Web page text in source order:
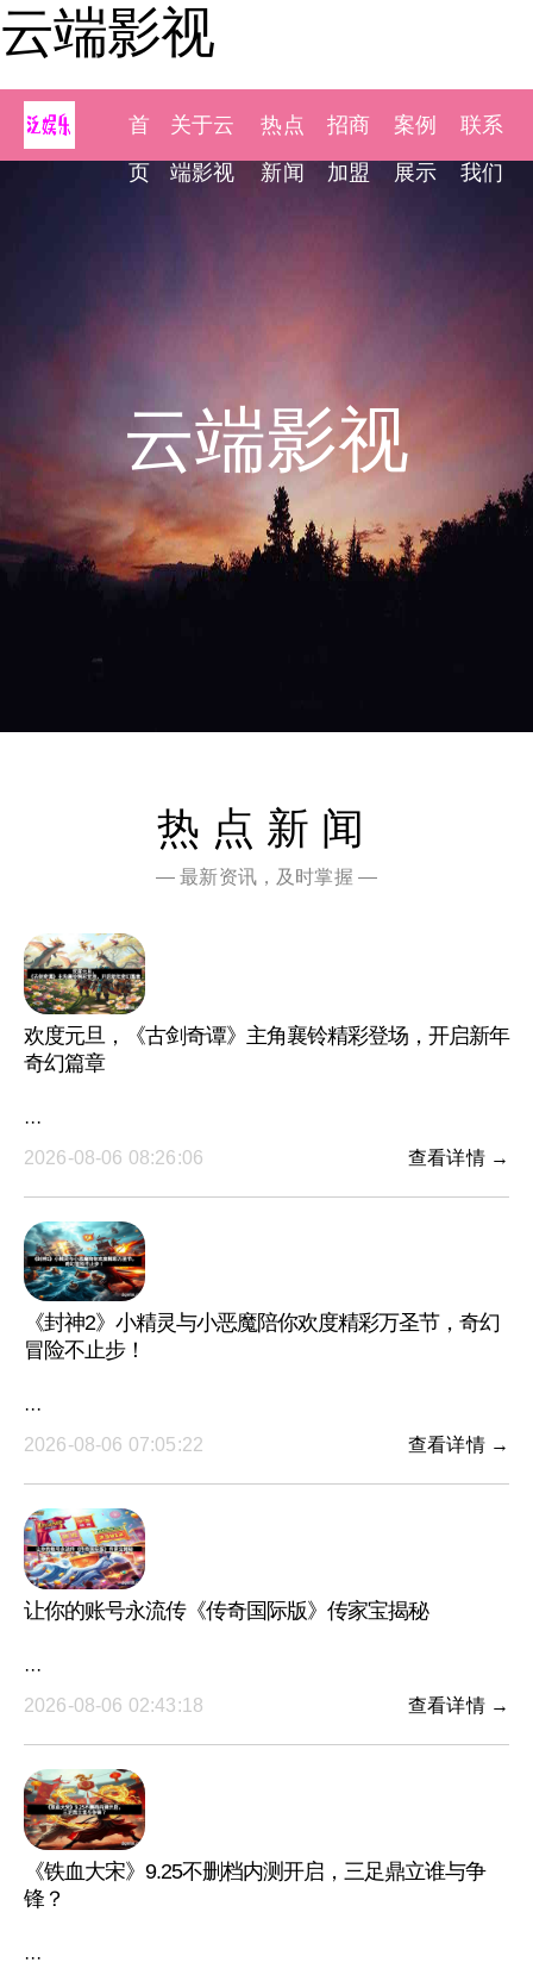
云端影视
首
页
关于云
端影视
热点
新闻
招商
加盟
案例
展示
联系
我们
云端影视
热点新闻
— 最新资讯，及时掌握 —
欢度元旦，《古剑奇谭》主角襄铃精彩登场，开启新年
奇幻篇章
···
2026-08-06 08:26:06
查看详情 →
《封神2》小精灵与小恶魔陪你欢度精彩万圣节，奇幻
冒险不止步！
···
2026-08-06 07:05:22
查看详情 →
让你的账号永流传《传奇国际版》传家宝揭秘
···
2026-08-06 02:43:18
查看详情 →
《铁血大宋》9.25不删档内测开启，三足鼎立谁与争
锋？
···